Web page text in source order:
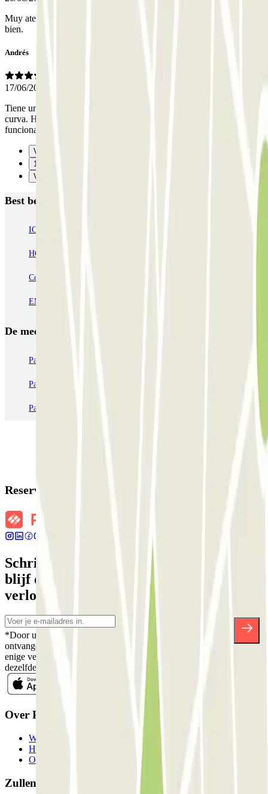
Muy atento el personal. Tanto Patricio como el encargado. Muy
bien.
Andrés
17/06/2026
Tiene una única rampa para entrar y salir, muy pronunciada y en
curva. Hay un semáforo que regula la entrada y salida pero no
funcionaba, con el consiguiente peligro.
Vorige
1
Verzenden
Best beoordeelde parkeergarages in Madrid
IC Alenza-Ponzano
HOMELY Azcona
Coslada (Avenida de América)
EMT Marqués de Salamanca
De meest geboekte
Parkeren in Parijs
Parkeren in Station Venetië Mestre
Parkeren in Milaan
Reserveringsgegevens
Schrijf je in voor onze nieuwsbrief en
blijf op de hoogte van kortingen,
verlotingen en vele andere verrassingen.
*Door u in te schrijven aanvaardt u ons Privacybeleid voor het
ontvangen van commerciële communicatie van Parclick. Zonder
enige verplichting kunt u zich uitschrijven wanneer u maar wilt in
dezelfde nieuwsbrief.
Over Parclick
Wie we zijn
Hoe het werkt
Onze parkeergarages
Zullen we samenwerken?